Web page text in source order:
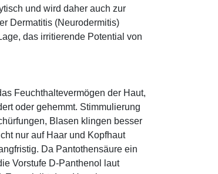
und wird daher auch zur
Dermatitis (Neurodermitis)
das irritierende Potential von
Feuchthaltevermögen der Haut,
oder gehemmt. Stimmulierung
Blasen klingen besser
nur auf Haar und Kopfhaut
Da Pantothensäure ein
Vorstufe D-Panthenol laut